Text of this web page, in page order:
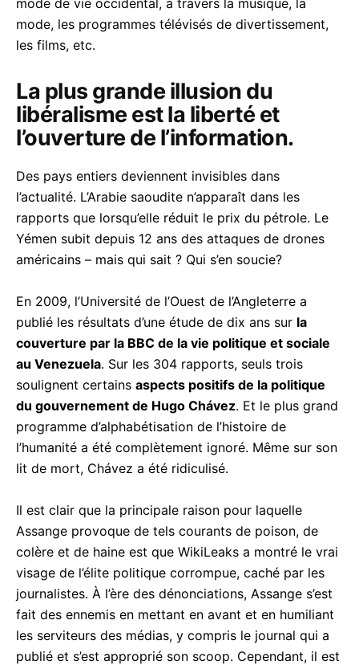
mode, les programmes télévisés de divertissement,
les films, etc.
La plus grande illusion du
libéralisme est la liberté et
l’ouverture de l’information.
Des pays entiers deviennent invisibles dans
l’actualité. L’Arabie saoudite n’apparaît dans les
rapports que lorsqu’elle réduit le prix du pétrole. Le
Yémen subit depuis 12 ans des attaques de drones
américains – mais qui sait ? Qui s’en soucie?
En 2009, l’Université de l’Ouest de l’Angleterre a
publié les résultats d’une étude de dix ans sur la
couverture par la BBC de la vie politique et sociale
au Venezuela. Sur les 304 rapports, seuls trois
soulignent certains aspects positifs de la politique
du gouvernement de Hugo Chávez. Et le plus grand
programme d’alphabétisation de l’histoire de
l’humanité a été complètement ignoré. Même sur son
lit de mort, Chávez a été ridiculisé.
Il est clair que la principale raison pour laquelle
Assange provoque de tels courants de poison, de
colère et de haine est que WikiLeaks a montré le vrai
visage de l’élite politique corrompue, caché par les
journalistes. À l’ère des dénonciations, Assange s’est
fait des ennemis en mettant en avant et en humiliant
les serviteurs des médias, y compris le journal qui a
publié et s’est approprié son scoop. Cependant, il est